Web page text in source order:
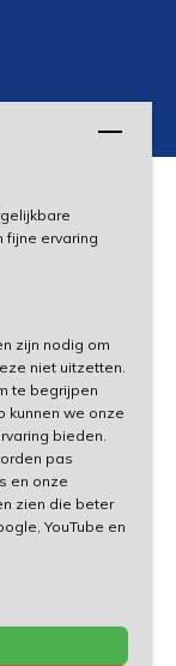
fijne ervaring
zijn nodig om
niet uitzetten.
te begrijpen
kunnen we onze
bieden.
pas
en onze
zien die beter
YouTube en